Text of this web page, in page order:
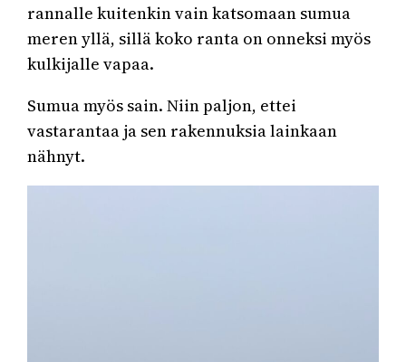
rannalle kuitenkin vain katsomaan sumua
meren yllä, sillä koko ranta on onneksi myös
kulkijalle vapaa.
Sumua myös sain. Niin paljon, ettei
vastarantaa ja sen rakennuksia lainkaan
nähnyt.